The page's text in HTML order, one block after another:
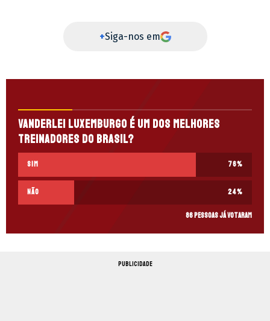
+Siga-nos em
Vanderlei Luxemburgo é um dos melhores
treinadores do Brasil?
sim 76%
não 24%
86 pessoas já votaram
PUBLICIDADE